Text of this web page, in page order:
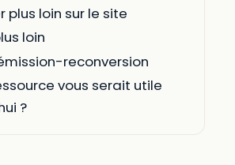
plus loin sur le site
loin
reconversion
vous serait utile
?